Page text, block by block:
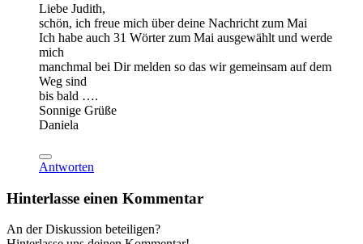
Liebe Judith,
schön, ich freue mich über deine Nachricht zum Mai
Ich habe auch 31 Wörter zum Mai ausgewählt und werde
mich
manchmal bei Dir melden so das wir gemeinsam auf dem
Weg sind
bis bald ….
Sonnige Grüße
Daniela
Antworten
Hinterlasse einen Kommentar
An der Diskussion beteiligen?